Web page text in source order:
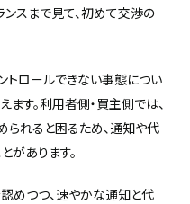
スまで見て、初めて交渉の
トロールできない事態につい
す。利用者側・買主側では、
れると困るため、通知や代
があります。
めつつ、速やかな通知と代